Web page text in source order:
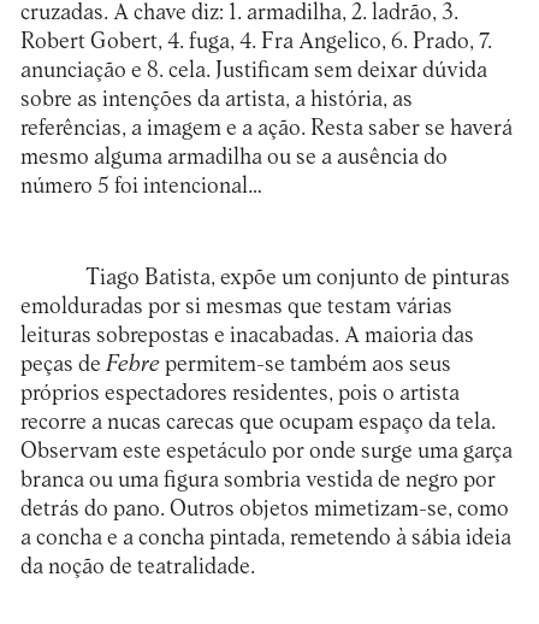
cruzadas. A chave diz: 1. armadilha, 2. ladrão, 3.
Robert Gobert, 4. fuga, 4. Fra Angelico, 6. Prado, 7.
anunciação e 8. cela. Justificam sem deixar dúvida
sobre as intenções da artista, a história, as
referências, a imagem e a ação. Resta saber se haverá
mesmo alguma armadilha ou se a ausência do
número 5 foi intencional…
Tiago Batista, expõe um conjunto de pinturas
emolduradas por si mesmas que testam várias
leituras sobrepostas e inacabadas. A maioria das
peças deFebrepermitem-se também aos seus
próprios espectadores residentes, pois o artista
recorre a nucas carecas que ocupam espaço da tela.
Observam este espetáculo por onde surge uma garça
branca ou uma figura sombria vestida de negro por
detrás do pano. Outros objetos mimetizam-se, como
a concha e a concha pintada, remetendo à sábia ideia
da noção de teatralidade.